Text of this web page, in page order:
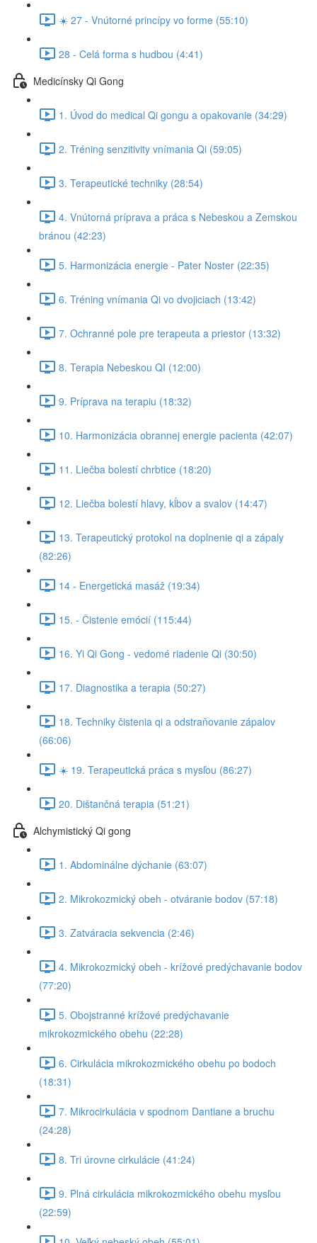
☀️ 27 - Vnútorné princípy vo forme (55:10)
28 - Celá forma s hudbou (4:41)
Medicínsky Qi Gong
1. Úvod do medical Qi gongu a opakovanie (34:29)
2. Tréning senzitivity vnímania Qi (59:05)
3. Terapeutické techniky (28:54)
4. Vnútorná príprava a práca s Nebeskou a Zemskou
bránou (42:23)
5. Harmonizácia energie - Pater Noster (22:35)
6. Tréning vnímania Qi vo dvojiciach (13:42)
7. Ochranné pole pre terapeuta a priestor (13:32)
8. Terapia Nebeskou QI (12:00)
9. Príprava na terapiu (18:32)
10. Harmonizácia obrannej energie pacienta (42:07)
11. Liečba bolestí chrbtice (18:20)
12. Liečba bolestí hlavy, kĺbov a svalov (14:47)
13. Terapeutický protokol na doplnenie qi a zápaly
(82:26)
14 - Energetická masáž (19:34)
15. - Čistenie emócií (115:44)
16. Yi Qi Gong - vedomé riadenie Qi (30:50)
17. Diagnostika a terapia (50:27)
18. Techniky čistenia qi a odstraňovanie zápalov
(66:06)
☀️ 19. Terapeutická práca s mysľou (86:27)
20. Dištančná terapia (51:21)
Alchymistický Qi gong
1. Abdominálne dýchanie (63:07)
2. Mikrokozmický obeh - otváranie bodov (57:18)
3. Zatváracia sekvencia (2:46)
4. Mikrokozmický obeh - krížové predýchavanie bodov
(77:20)
5. Obojstranné krížové predýchavanie
mikrokozmického obehu (22:28)
6. Cirkulácia mikrokozmického obehu po bodoch
(18:31)
7. Mikrocirkulácia v spodnom Dantiane a bruchu
(24:28)
8. Tri úrovne cirkulácie (41:24)
9. Plná cirkulácia mikrokozmického obehu mysľou
(22:59)